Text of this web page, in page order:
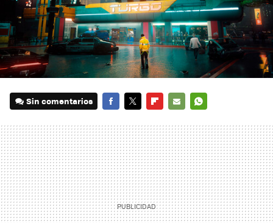
Sin comentarios
MAIL